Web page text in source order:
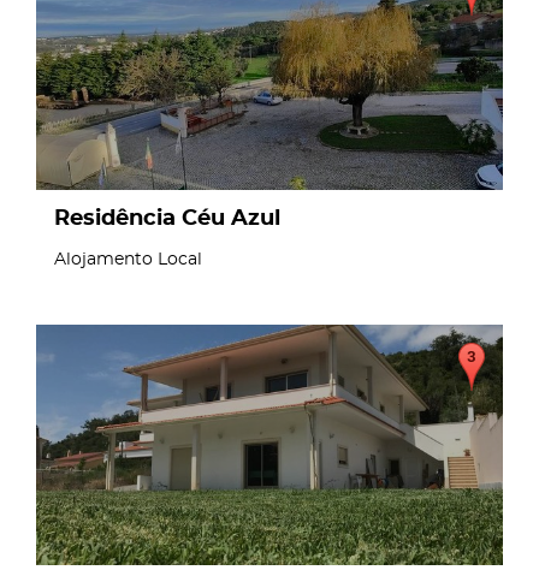
Residência Céu Azul
Alojamento Local